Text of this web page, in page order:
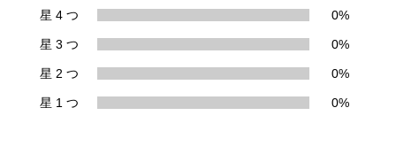
星 4 つ 0%
星 3 つ 0%
星 2 つ 0%
星 1 つ 0%